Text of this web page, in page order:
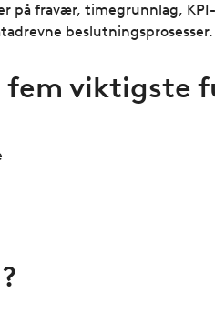
på fravær, timegrunnlag,
beslutningsprosesser.
viktigste